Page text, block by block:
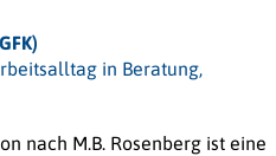
in Beratung,
nach M.B. Rosenberg ist eine